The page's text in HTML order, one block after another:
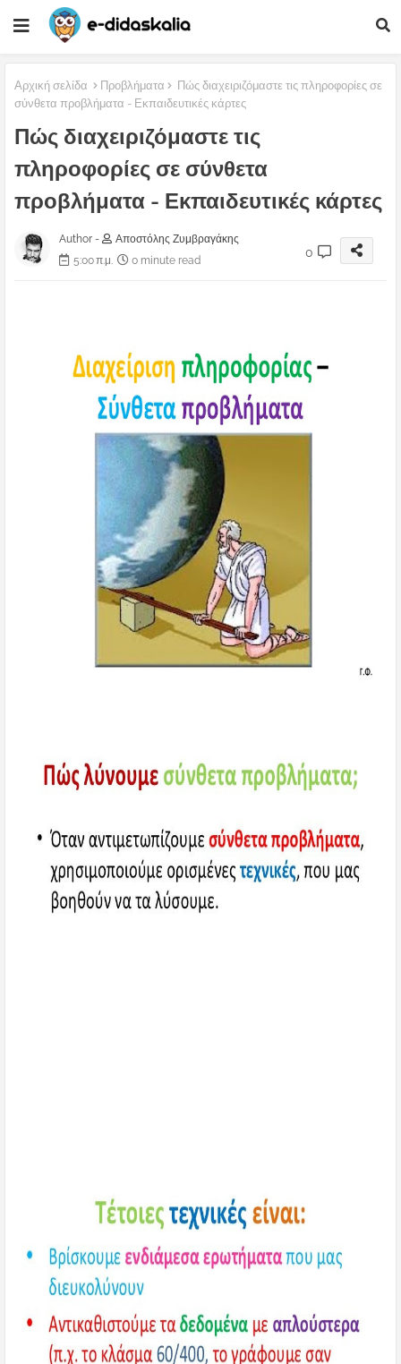
Αρχική σελίδα Προβλήματα
Πώς διαχειριζόμαστε τις πληροφορίες σε
σύνθετα προβλήματα - Εκπαιδευτικές κάρτες
Πώς διαχειριζόμαστε τις
πληροφορίες σε σύνθετα
προβλήματα - Εκπαιδευτικές κάρτες
Author -
Αποστόλης Ζυμβραγάκης
5:00 π.μ.
0 minute read
0